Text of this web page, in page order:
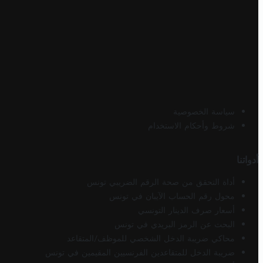
سياسة الخصوصية
شروط وأحكام الاستخدام
أدواتنا
أداة التحقق من صحة الرقم الضريبي تونس
محول رقم الحساب الآيبان في تونس
أسعار صرف الدينار التونسي
البحث عن الرمز البريدي في تونس
محاكي ضريبة الدخل الشخصي للموظف/المتقاعد
ضريبة الدخل للمتقاعدين الفرنسيين المقيمين في تونس